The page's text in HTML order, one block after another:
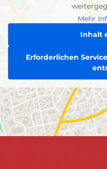
Mehr
Inhalt
Erforderlichen